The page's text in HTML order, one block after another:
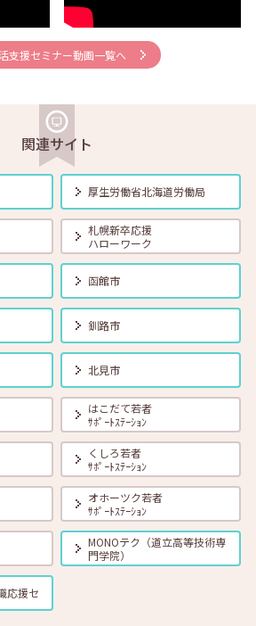
月）就勝塾 手書き履歴書で好感度アップ～
～11:40
火）就勝塾 再確認！大人の面接マナー
ミナー 在職者 学生 求職者
水）就勝塾 うまく伝えたい！自分の気持ち
めに～ 13:30～14:30
ミナー 在職者 学生 求職者
（水）就勝塾 自己分析 13:30~14:30
学生
金）いまさら聞けない！ビジネスマナー
学生 求職者
月）就勝塾 自己分析 ～自分を知って就職活
在職者 学生 求職者
火）本番であわてない！面接対策 14:00～
ミナー
支援セミナー動画一覧へ
関連サイト
厚生労働省北海道労働局
札幌新卒応援
ハローワーク
函館市
釧路市
北見市
はこだて若者
ｻﾎﾟｰﾄｽﾃｰｼｮﾝ
くしろ若者
ｻﾎﾟｰﾄｽﾃｰｼｮﾝ
オホーツク若者
ｻﾎﾟｰﾄｽﾃｰｼｮﾝ
MONOテク（道立高等技術専
門学院）
応援セ